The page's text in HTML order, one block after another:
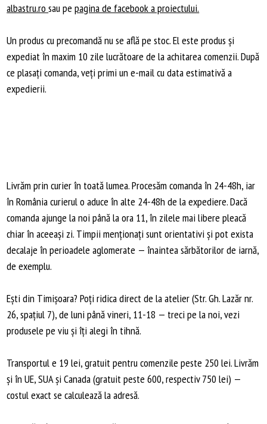
albastru.rosau pepagina de facebook a proiectului.
Un produs cu precomandă nu se află pe stoc. El este produs și
expediat în maxim 10 zile lucrătoare de la achitarea comenzii. După
ce plasați comanda, veți primi un e-mail cu data estimativă a
expedierii.
Livrăm prin curier în toată lumea. Procesăm comanda în 24-48h, iar
în România curierul o aduce în alte 24-48h de la expediere. Dacă
comanda ajunge la noi până la ora 11, în zilele mai libere pleacă
chiar în aceeași zi. Timpii menționați sunt orientativi și pot exista
decalaje în perioadele aglomerate — înaintea sărbătorilor de iarnă,
de exemplu.
Ești din Timișoara? Poți ridica direct de la atelier (Str. Gh. Lazăr nr.
26, spațiul 7), de luni până vineri, 11-18 — treci pe la noi, vezi
produsele pe viu și îți alegi în tihnă.
Transportul e 19 lei, gratuit pentru comenzile peste 250 lei. Livrăm
și în UE, SUA și Canada (gratuit peste 600, respectiv 750 lei) —
costul exact se calculează la adresă.